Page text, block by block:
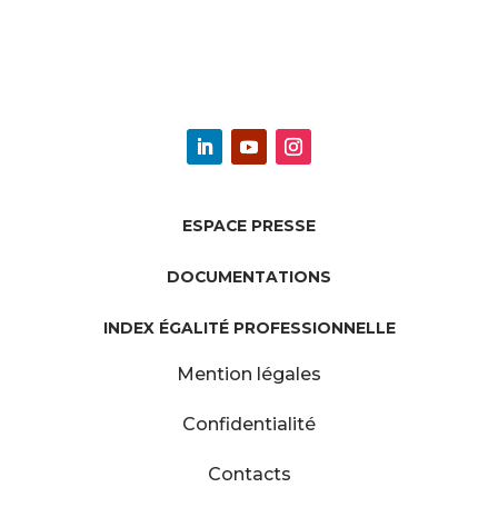
ESPACE PRESSE
DOCUMENTATIONS
INDEX ÉGALITÉ PROFESSIONNELLE
Mention légales
Confidentialité
Contacts